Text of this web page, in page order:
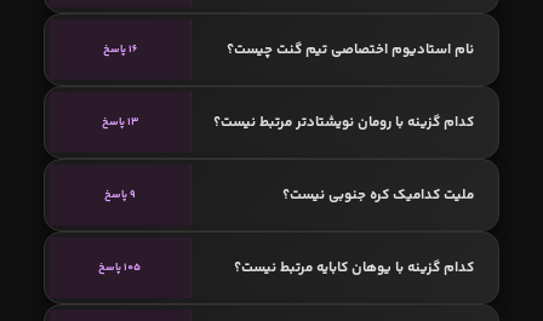
نام استادیوم اختصاصی تیم گنت چیست؟ 16 پاسخ
کدام گزینه با رومان نویشتادتر مرتبط نیست؟ 13 پاسخ
ملیت کدامیک کره جنوبی نیست؟ 9 پاسخ
کدام گزینه با یوهان کابایه مرتبط نیست؟ 105 پاسخ